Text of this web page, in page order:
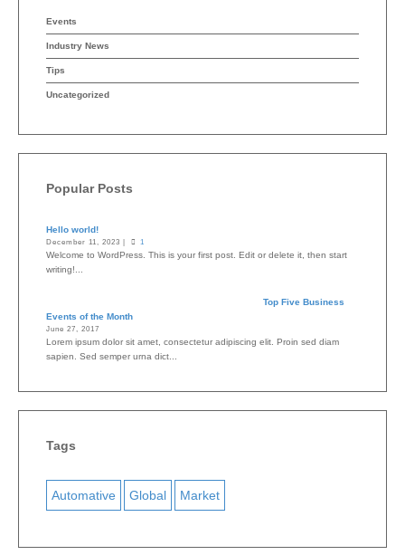
Events
Industry News
Tips
Uncategorized
Popular Posts
Hello world!
December 11, 2023 | 1
Welcome to WordPress. This is your first post. Edit or delete it, then start
writing!...
Top Five Business
Events of the Month
June 27, 2017
Lorem ipsum dolor sit amet, consectetur adipiscing elit. Proin sed diam
sapien. Sed semper urna dict...
Tags
Automative Global Market